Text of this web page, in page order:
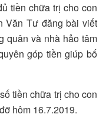
tiền chữa trị cho con
Văn Tư đăng bài viết
quân và nhà hảo tâm
góp tiền giúp bố
tiền chữa trị cho con
hôm 16.7.2019.